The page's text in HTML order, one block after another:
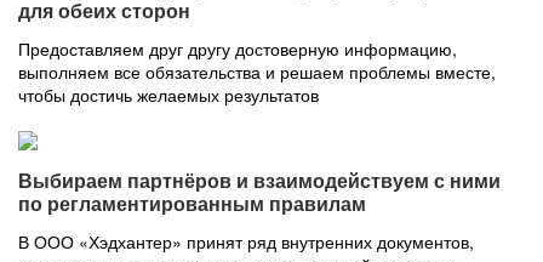
для обеих сторон
Предоставляем друг другу достоверную информацию,
выполняем все обязательства и решаем проблемы вместе,
чтобы достичь желаемых результатов
Выбираем партнёров и взаимодействуем с ними
по регламентированным правилам
В ООО «Хэдхантер» принят ряд внутренних документов,